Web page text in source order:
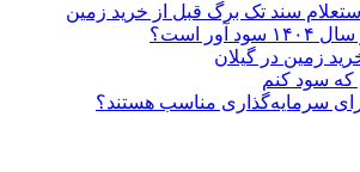
سند تک برگ قبل از خرید زمین
آور است؟
زمین در گیلان
که سود کنم
سرمایه‌گذاری مناسب هستند؟